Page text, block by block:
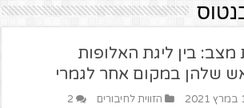
מצב: בין ליגת האלופות
שלהן במקום אחר לגמרי
הזווית לחיבורים 2